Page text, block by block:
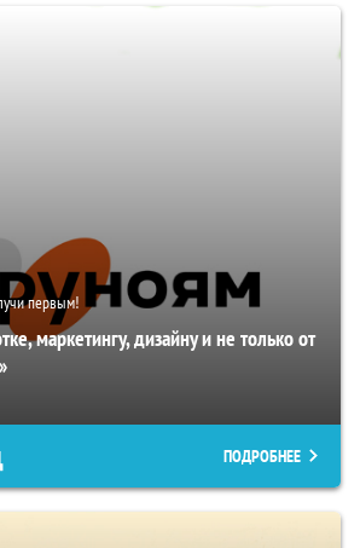
первым!
маркетингу, дизайну и не только от
ПОДРОБНЕЕ